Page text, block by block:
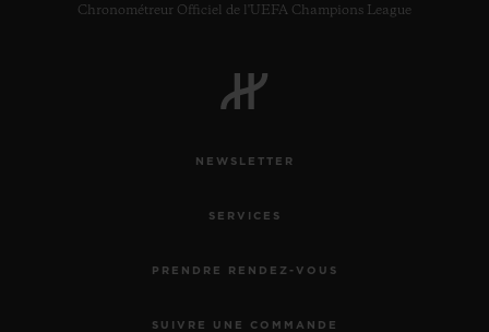
Chronométreur Officiel de l'UEFA Champions League
NEWSLETTER
SERVICES
PRENDRE RENDEZ-VOUS
SUIVRE UNE COMMANDE